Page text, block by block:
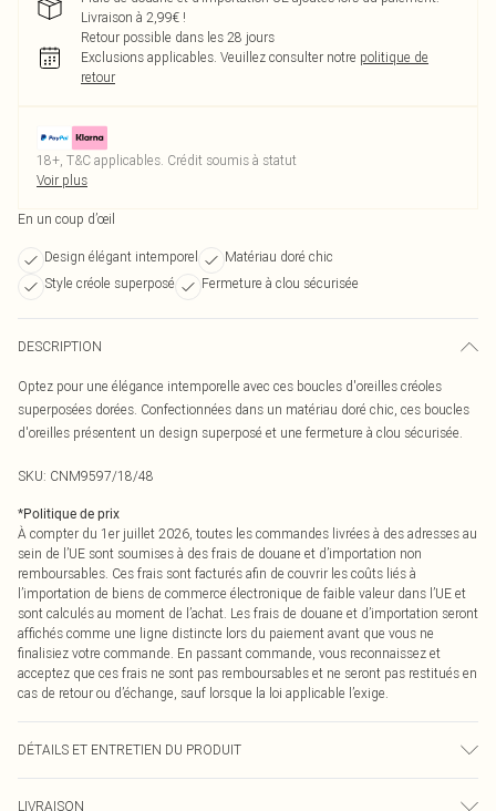
Livraison à 2,99€ !
Retour possible dans les 28 jours
Exclusions applicables. Veuillez consulter notre politique de
retour
18+, T&C applicables. Crédit soumis à statut
Voir plus
En un coup d’œil
Design élégant intemporel
Matériau doré chic
Style créole superposé
Fermeture à clou sécurisée
DESCRIPTION
Optez pour une élégance intemporelle avec ces boucles d'oreilles créoles
superposées dorées. Confectionnées dans un matériau doré chic, ces boucles
d'oreilles présentent un design superposé et une fermeture à clou sécurisée.
SKU: CNM9597/18/48
*Politique de prix
À compter du 1er juillet 2026, toutes les commandes livrées à des adresses au
sein de l’UE sont soumises à des frais de douane et d’importation non
remboursables. Ces frais sont facturés afin de couvrir les coûts liés à
l’importation de biens de commerce électronique de faible valeur dans l’UE et
sont calculés au moment de l’achat. Les frais de douane et d’importation seront
affichés comme une ligne distincte lors du paiement avant que vous ne
finalisiez votre commande. En passant commande, vous reconnaissez et
acceptez que ces frais ne sont pas remboursables et ne seront pas restitués en
cas de retour ou d’échange, sauf lorsque la loi applicable l’exige.
DÉTAILS ET ENTRETIEN DU PRODUIT
LIVRAISON